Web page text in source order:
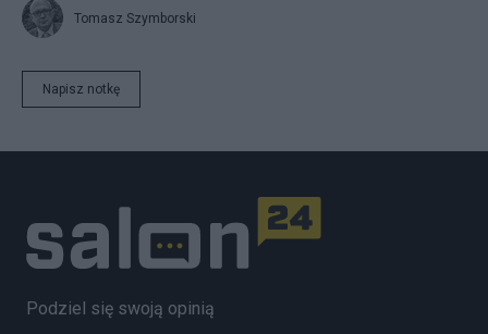
Tomasz Szymborski
Napisz notkę
Podziel się swoją opinią